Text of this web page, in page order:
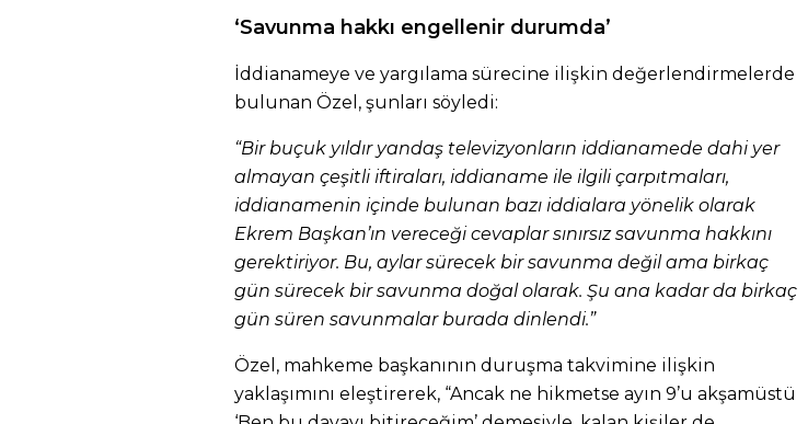
‘Savunma hakkı engellenir durumda’
İddianameye ve yargılama sürecine ilişkin değerlendirmelerde
bulunan Özel, şunları söyledi:
“Bir buçuk yıldır yandaş televizyonların iddianamede dahi yer
almayan çeşitli iftiraları, iddianame ile ilgili çarpıtmaları,
iddianamenin içinde bulunan bazı iddialara yönelik olarak
Ekrem Başkan’ın vereceği cevaplar sınırsız savunma hakkını
gerektiriyor. Bu, aylar sürecek bir savunma değil ama birkaç
gün sürecek bir savunma doğal olarak. Şu ana kadar da birkaç
gün süren savunmalar burada dinlendi.”
Özel, mahkeme başkanının duruşma takvimine ilişkin
yaklaşımını eleştirerek, “Ancak ne hikmetse ayın 9’u akşamüstü